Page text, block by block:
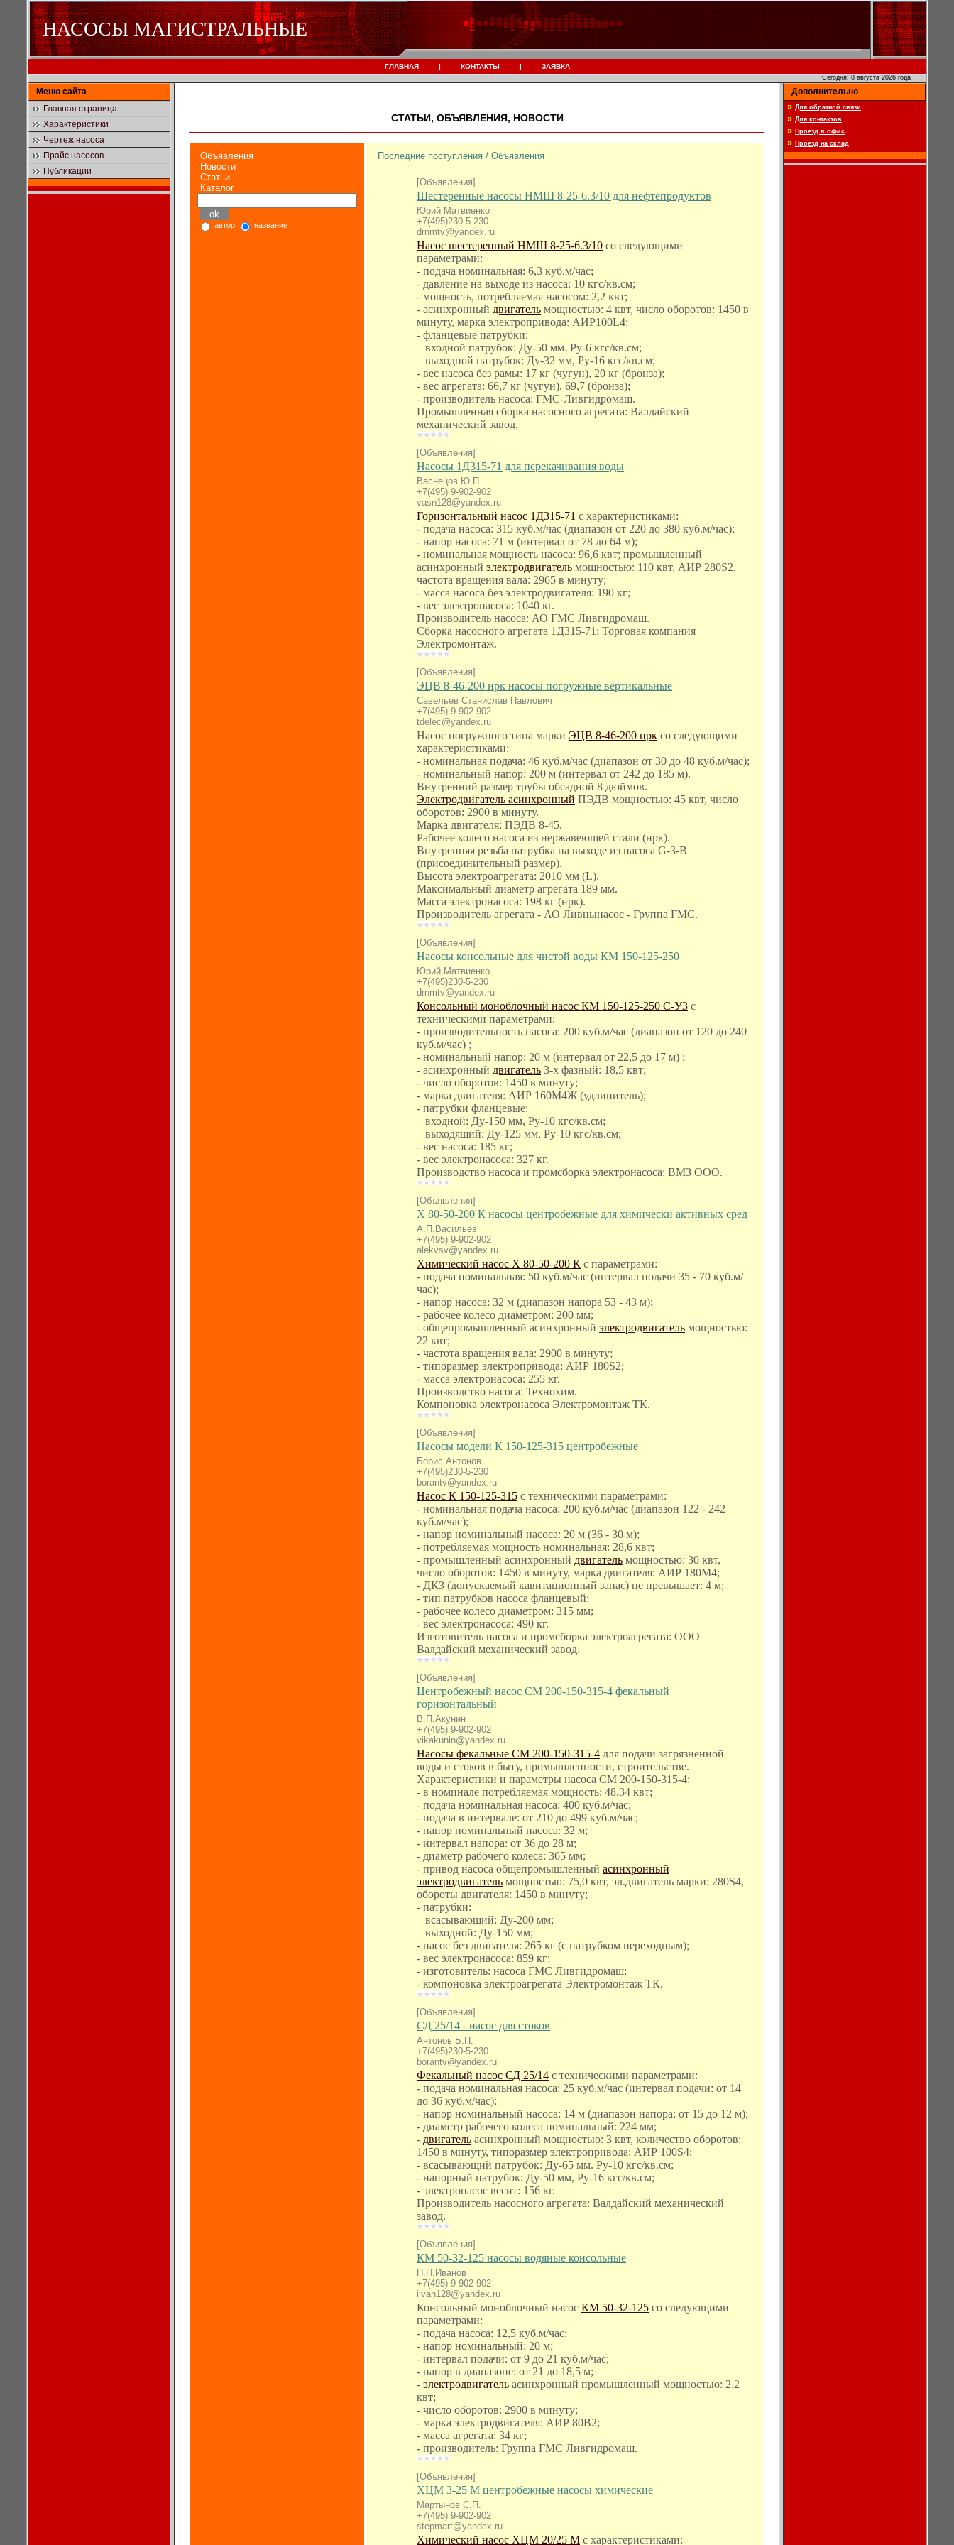
НАСОСЫ МАГИСТРАЛЬНЫЕ
ГЛАВНАЯ | КОНТАКТЫ | ЗАЯВКА
Сегодня: 8 августа 2026 года
Меню сайта
Главная страница
Характеристики
Чертеж насоса
Прайс насосов
Публикации
СТАТЬИ, ОБЪЯВЛЕНИЯ, НОВОСТИ
Объявления
Новости
Статьи
Каталог
автор название
Последние поступления / Объявления
[Объявления]
Шестеренные насосы НМШ 8-25-6.3/10 для нефтепродуктов
Юрий Матвиенко
+7(495)230-5-230
drnmtv@yandex.ru
Насос шестеренный НМШ 8-25-6.3/10 со следующими
параметрами:
- подача номинальная: 6,3 куб.м/час;
- давление на выходе из насоса: 10 кгс/кв.см;
- мощность, потребляемая насосом: 2,2 квт;
- асинхронный двигатель мощностью: 4 квт, число оборотов: 1450 в
минуту, марка электропривода: АИР100L4;
- фланцевые патрубки:
входной патрубок: Ду-50 мм. Ру-6 кгс/кв.см;
выходной патрубок: Ду-32 мм, Ру-16 кгс/кв.см;
- вес насоса без рамы: 17 кг (чугун), 20 кг (бронза);
- вес агрегата: 66,7 кг (чугун), 69,7 (бронза);
- производитель насоса: ГМС-Ливгидромаш.
Промышленная сборка насосного агрегата: Валдайский
механический завод.
[Объявления]
Насосы 1Д315-71 для перекачивания воды
Васнецов Ю.П.
+7(495) 9-902-902
vasn128@yandex.ru
Горизонтальный насос 1Д315-71 с характеристиками:
- подача насоса: 315 куб.м/час (диапазон от 220 до 380 куб.м/час);
- напор насоса: 71 м (интервал от 78 до 64 м);
- номинальная мощность насоса: 96,6 квт; промышленный
асинхронный электродвигатель мощностью: 110 квт, АИР 280S2,
частота вращения вала: 2965 в минуту;
- масса насоса без электродвигателя: 190 кг;
- вес электронасоса: 1040 кг.
Производитель насоса: АО ГМС Ливгидромаш.
Сборка насосного агрегата 1Д315-71: Торговая компания
Электромонтаж.
[Объявления]
ЭЦВ 8-46-200 нрк насосы погружные вертикальные
Савельев Станислав Павлович
+7(495) 9-902-902
tdelec@yandex.ru
Насос погружного типа марки ЭЦВ 8-46-200 нрк со следующими
характеристиками:
- номинальная подача: 46 куб.м/час (диапазон от 30 до 48 куб.м/час);
- номинальный напор: 200 м (интервал от 242 до 185 м).
Внутренний размер трубы обсадной 8 дюймов.
Электродвигатель асинхронный ПЭДВ мощностью: 45 квт, число
оборотов: 2900 в минуту.
Марка двигателя: ПЭДВ 8-45.
Рабочее колесо насоса из нержавеющей стали (нрк).
Внутренняя резьба патрубка на выходе из насоса G-3-B
(присоединительный размер).
Высота электроагрегата: 2010 мм (L).
Максимальный диаметр агрегата 189 мм.
Масса электронасоса: 198 кг (нрк).
Производитель агрегата - АО Ливнынасос - Группа ГМС.
[Объявления]
Насосы консольные для чистой воды КМ 150-125-250
Юрий Матвиенко
+7(495)230-5-230
drnmtv@yandex.ru
Консольный моноблочный насос КМ 150-125-250 С-У3 с
техническими параметрами:
- производительность насоса: 200 куб.м/час (диапазон от 120 до 240
куб.м/час) ;
- номинальный напор: 20 м (интервал от 22,5 до 17 м) ;
- асинхронный двигатель 3-х фазный: 18,5 квт;
- число оборотов: 1450 в минуту;
- марка двигателя: АИР 160M4Ж (удлинитель);
- патрубки фланцевые:
входной: Ду-150 мм, Ру-10 кгс/кв.см;
выходящий: Ду-125 мм, Ру-10 кгс/кв.см;
- вес насоса: 185 кг;
- вес электронасоса: 327 кг.
Производство насоса и промсборка электронасоса: ВМЗ ООО.
[Объявления]
Х 80-50-200 К насосы центробежные для химически активных сред
А.П.Васильев
+7(495) 9-902-902
alekvsv@yandex.ru
Химический насос Х 80-50-200 К с параметрами:
- подача номинальная: 50 куб.м/час (интервал подачи 35 - 70 куб.м/
час);
- напор насоса: 32 м (диапазон напора 53 - 43 м);
- рабочее колесо диаметром: 200 мм;
- общепромышленный асинхронный электродвигатель мощностью:
22 квт;
- частота вращения вала: 2900 в минуту;
- типоразмер электропривода: АИР 180S2;
- масса электронасоса: 255 кг.
Производство насоса: Технохим.
Компоновка электронасоса Электромонтаж ТК.
[Объявления]
Насосы модели К 150-125-315 центробежные
Борис Антонов
+7(495)230-5-230
borantv@yandex.ru
Насос К 150-125-315 с техническими параметрами:
- номинальная подача насоса: 200 куб.м/час (диапазон 122 - 242
куб.м/час);
- напор номинальный насоса: 20 м (36 - 30 м);
- потребляемая мощность номинальная: 28,6 квт;
- промышленный асинхронный двигатель мощностью: 30 квт,
число оборотов: 1450 в минуту, марка двигателя: АИР 180M4;
- ДКЗ (допускаемый кавитационный запас) не превышает: 4 м;
- тип патрубков насоса фланцевый;
- рабочее колесо диаметром: 315 мм;
- вес электронасоса: 490 кг.
Изготовитель насоса и промсборка электроагрегата: ООО
Валдайский механический завод.
[Объявления]
Центробежный насос СМ 200-150-315-4 фекальный
горизонтальный
В.П.Акунин
+7(495) 9-902-902
vikakunin@yandex.ru
Насосы фекальные СМ 200-150-315-4 для подачи загрязненной
воды и стоков в быту, промышленности, строительстве.
Характеристики и параметры насоса СМ 200-150-315-4:
- в номинале потребляемая мощность: 48,34 квт;
- подача номинальная насоса: 400 куб.м/час;
- подача в интервале: от 210 до 499 куб.м/час;
- напор номинальный насоса: 32 м;
- интервал напора: от 36 до 28 м;
- диаметр рабочего колеса: 365 мм;
- привод насоса общепромышленный асинхронный
электродвигатель мощностью: 75,0 квт, эл.двигатель марки: 280S4,
обороты двигателя: 1450 в минуту;
- патрубки:
всасывающий: Ду-200 мм;
выходной: Ду-150 мм;
- насос без двигателя: 265 кг (с патрубком переходным);
- вес электронасоса: 859 кг;
- изготовитель: насоса ГМС Ливгидромаш;
- компоновка электроагрегата Электромонтаж ТК.
[Объявления]
СД 25/14 - насос для стоков
Антонов Б.П.
+7(495)230-5-230
borantv@yandex.ru
Фекальный насос СД 25/14 с техническими параметрами:
- подача номинальная насоса: 25 куб.м/час (интервал подачи: от 14
до 36 куб.м/час);
- напор номинальный насоса: 14 м (диапазон напора: от 15 до 12 м);
- диаметр рабочего колеса номинальный: 224 мм;
- двигатель асинхронный мощностью: 3 квт, количество оборотов:
1450 в минуту, типоразмер электропривода: АИР 100S4;
- всасывающий патрубок: Ду-65 мм. Ру-10 кгс/кв.см;
- напорный патрубок: Ду-50 мм, Ру-16 кгс/кв.см;
- электронасос весит: 156 кг.
Производитель насосного агрегата: Валдайский механический
завод.
[Объявления]
КМ 50-32-125 насосы водяные консольные
П.П.Иванов
+7(495) 9-902-902
iivan128@yandex.ru
Консольный моноблочный насос КМ 50-32-125 со следующими
параметрами:
- подача насоса: 12,5 куб.м/час;
- напор номинальный: 20 м;
- интервал подачи: от 9 до 21 куб.м/час;
- напор в диапазоне: от 21 до 18,5 м;
- электродвигатель асинхронный промышленный мощностью: 2,2
квт;
- число оборотов: 2900 в минуту;
- марка электродвигателя: АИР 80B2;
- масса агрегата: 34 кг;
- производитель: Группа ГМС Ливгидромаш.
[Объявления]
ХЦМ 3-25 М центробежные насосы химические
Мартынов С.П.
+7(495) 9-902-902
stepmart@yandex.ru
Химический насос ХЦМ 20/25 М с характеристиками:
Дополнительно
» Для обратной связи
» Для контактов
» Проезд в офис
» Проезд на склад